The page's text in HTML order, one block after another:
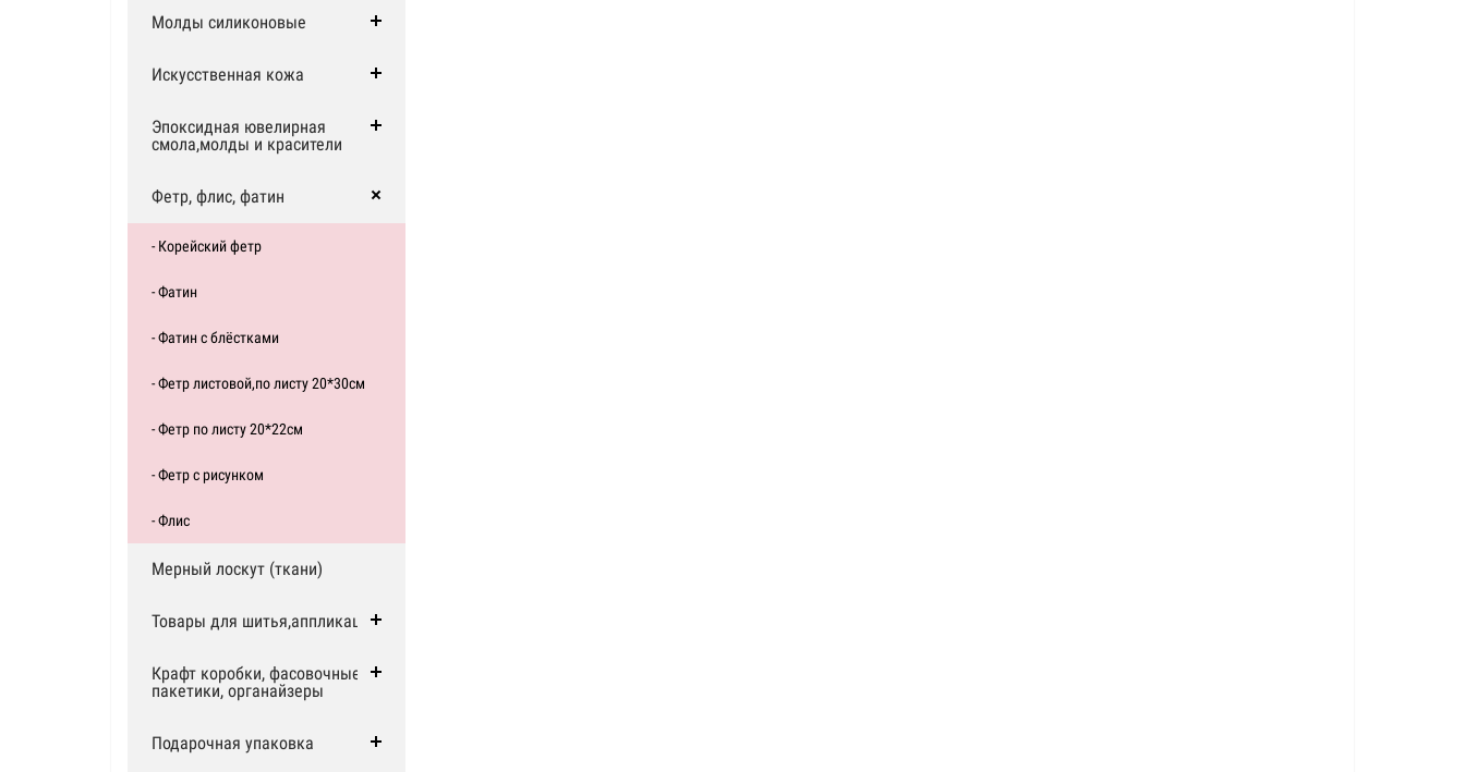
Молды силиконовые
Искусственная кожа
Эпоксидная ювелирная
смола,молды и красители
Фетр, флис, фатин
- Корейский фетр
- Фатин
- Фатин с блёстками
- Фетр листовой,по листу 20*30см
- Фетр по листу 20*22см
- Фетр с рисунком
- Флис
Мерный лоскут (ткани)
Товары для шитья,аппликации
Крафт коробки, фасовочные
пакетики, органайзеры
Подарочная упаковка